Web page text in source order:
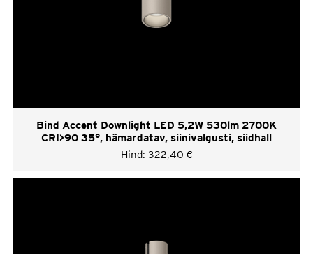
Bind Accent Downlight LED 5,2W 530lm 2700K
CRI>90 35°, hämardatav, siinivalgusti, siidhall
Hind: 322,40 €